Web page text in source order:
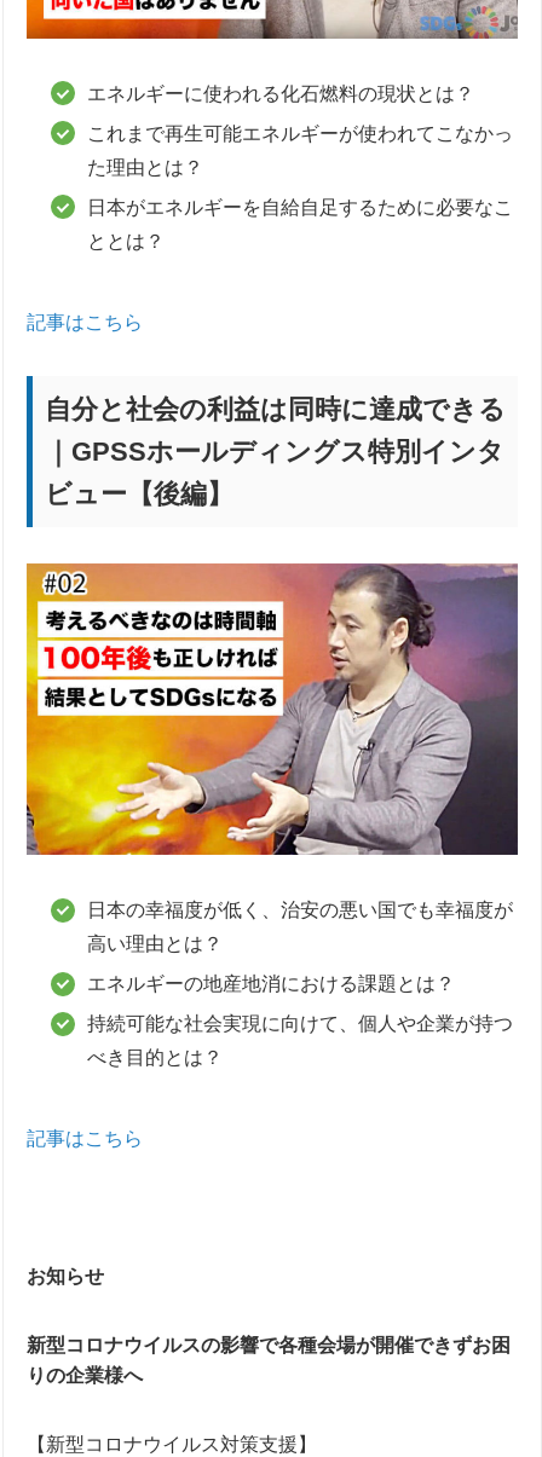
エネルギーに使われる化石燃料の現状とは？
これまで再生可能エネルギーが使われてこなかっ
た理由とは？
日本がエネルギーを自給自足するために必要なこ
ととは？
記事はこちら
自分と社会の利益は同時に達成できる
｜GPSSホールディングス特別インタ
ビュー【後編】
日本の幸福度が低く、治安の悪い国でも幸福度が
高い理由とは？
エネルギーの地産地消における課題とは？
持続可能な社会実現に向けて、個人や企業が持つ
べき目的とは？
記事はこちら
お知らせ
新型コロナウイルスの影響で各種会場が開催できずお困
りの企業様へ
【新型コロナウイルス対策支援】